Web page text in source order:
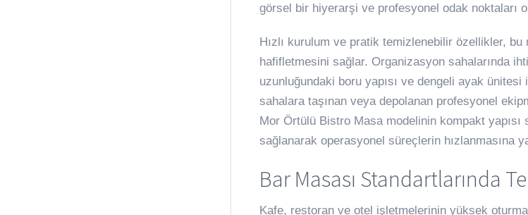
görsel bir hiyerarşi ve profesyonel odak noktaları
Hızlı kurulum ve pratik temizlenebilir özellikler,
hafifletmesini sağlar. Organizasyon sahalarında
uzunluğundaki boru yapısı ve dengeli ayak
sahalara taşınan veya depolanan profesyonel
Mor Örtülü Bistro Masa modelinin kompakt
sağlanarak operasyonel süreçlerin hızlanmasına
Bar Masası Standartlarında
Kafe, restoran ve otel işletmelerinin yüksek